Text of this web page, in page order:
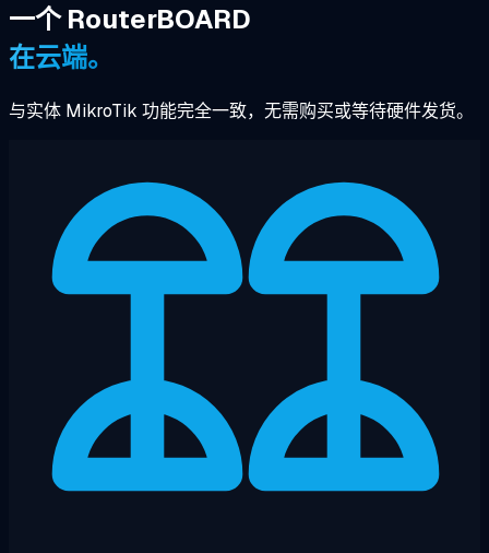
一个 RouterBOARD
在云端。
与实体 MikroTik 功能完全一致，无需购买或等待硬件发货。